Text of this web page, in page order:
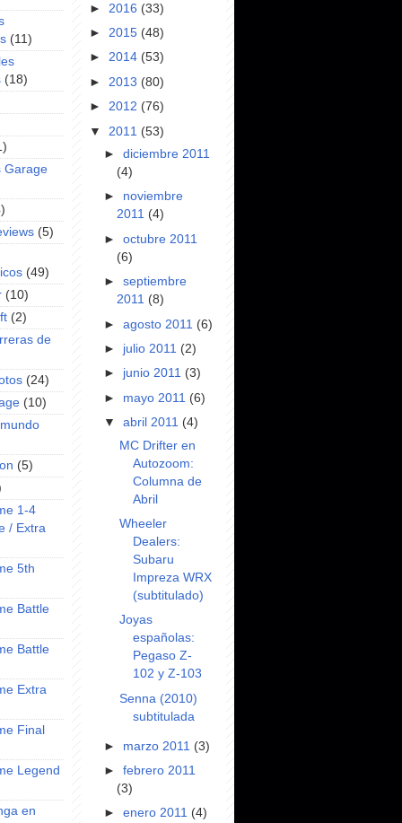
(11)
(18)
Garage
(5)
(49)
(10)
(2)
de
(24)
(10)
(5)
1-4
/ Extra
5th
Battle
Battle
Extra
Final
Legend
en
► 2016 (33)
► 2015 (48)
► 2014 (53)
► 2013 (80)
► 2012 (76)
▼ 2011 (53)
►diciembre 2011
(4)
► noviembre
2011 (4)
►octubre 2011
(6)
►septiembre
2011 (8)
►agosto 2011 (6)
► julio 2011 (2)
► junio 2011 (3)
► mayo 2011 (6)
▼abril 2011 (4)
MC Drifter en
Autozoom:
Columna de
Abril
Wheeler
Dealers:
Subaru
Impreza WRX
(subtitulado)
Joyas
españolas:
Pegaso Z-
102 y Z-103
Senna (2010)
subtitulada
► marzo 2011 (3)
►febrero 2011
(3)
►enero 2011 (4)